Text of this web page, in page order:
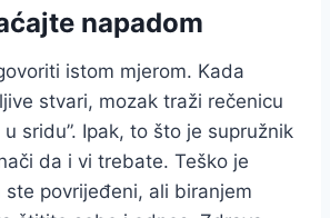
napadom
istom mjerom. Kada
stvari, mozak traži rečenicu
sridu”. Ipak, to što je supružnik
da i vi trebate. Teško je
povrijeđeni, ali biranjem